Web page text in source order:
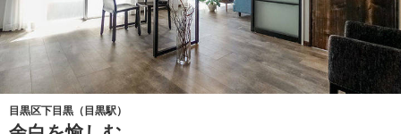
目黒区下目黒（目黒駅）